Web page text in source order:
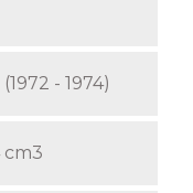
- 1974)
cm3